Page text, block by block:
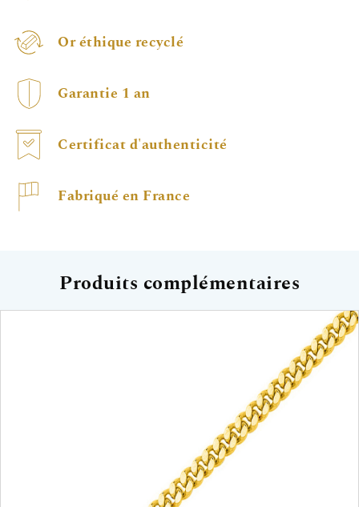
Or éthique recyclé
Garantie 1 an
Certificat d'authenticité
Fabriqué en France
Produits complémentaires